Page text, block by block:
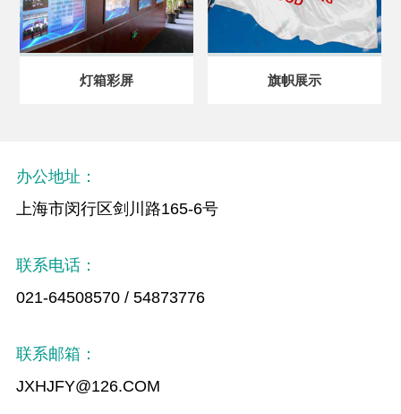
灯箱彩屏 旗帜展示
办公地址：
上海市闵行区剑川路165-6号
联系电话：
021-64508570 / 54873776
联系邮箱：
JXHJFY@126.COM